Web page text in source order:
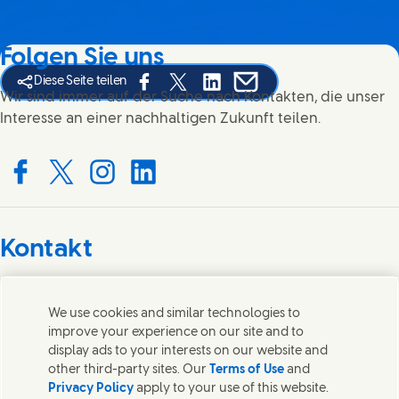
Diese Seite teilen
Share this page on Facebook
Share this page on X
Share this page on Linked In
Share this page on E-
Folgen Sie uns
Wir sind immer auf der Suche nach Kontakten, die unser
Interesse an einer nachhaltigen Zukunft teilen.
with us on Facebook
Connect with us on X
Connect with us on Instagram
Connect with us on LinkedIn
Kontakt
helfen gerne bei Fragen.
Kontakt
We use cookies and similar technologies to
improve your experience on our site and to
display ads to your interests on our website and
other third-party sites. Our Terms of Use and
Privacy Policy apply to your use of this website.